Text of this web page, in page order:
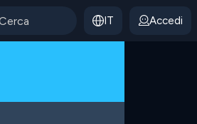
IT Accedi